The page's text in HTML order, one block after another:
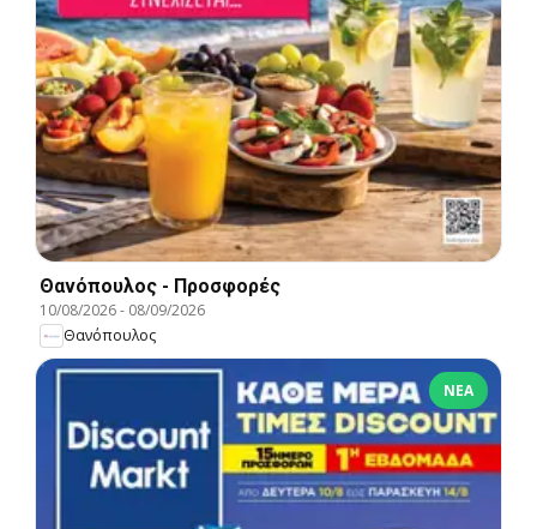
Θανόπουλος - Προσφορές
10/08/2026- 08/09/2026
Θανόπουλος
ΝΈΑ